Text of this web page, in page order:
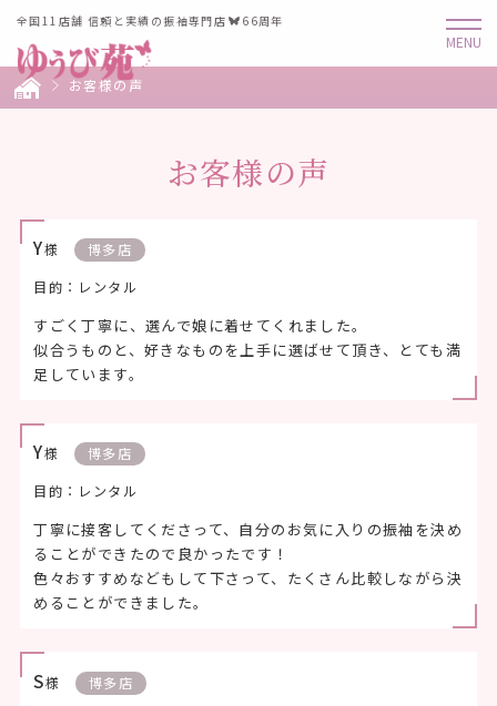
全国11店舗 信頼と実績の振袖専門店 66周年
お客様の声
お客様の声
Y様
博多店
目的：レンタル
すごく丁寧に、選んで娘に着せてくれました。
似合うものと、好きなものを上手に選ばせて頂き、とても満
足しています。
Y様
博多店
目的：レンタル
丁寧に接客してくださって、自分のお気に入りの振袖を決め
ることができたので良かったです！
色々おすすめなどもして下さって、たくさん比較しながら決
めることができました。
S様
博多店